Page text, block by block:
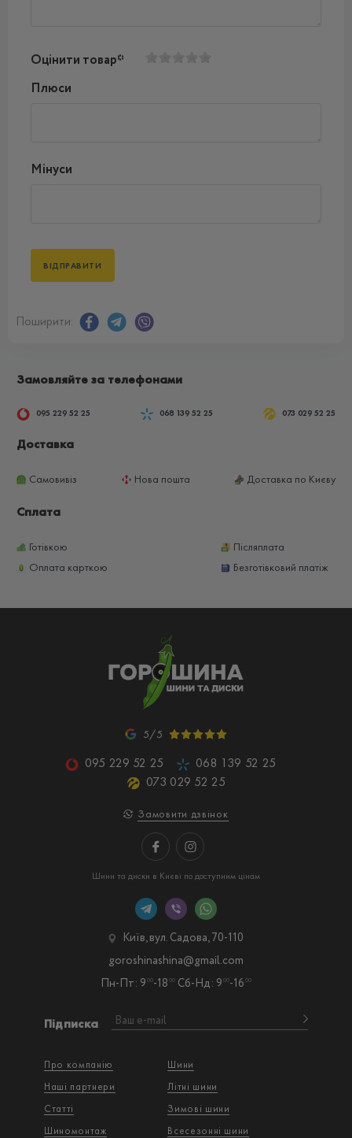
Оцінити товар*
Плюси
Мінуси
Поширити:
Замовляйте за телефонами
095 229 52 25 068 139 52 25 073 029 52 25
Доставка
Самовивіз Нова пошта Доставка по Києву
Сплата
Готівкою
Післяплата
Оплата карткою
Безготівковий платіж
5/5
095 229 52 25
068 139 52 25
073 029 52 25
Замовити дзвінок
Шини та диски в Києві по доступним цінам
Про компанію
Наші партнери
Статті
Шиномонтаж
Шини
Літні шини
Зимові шини
Всесезонні шини
Підписка
Київ, вул. Садова, 70-110
Пн-Пт: 9 00-18 00 Сб-Нд: 9 00-16 00
goroshinashina@gmail.com